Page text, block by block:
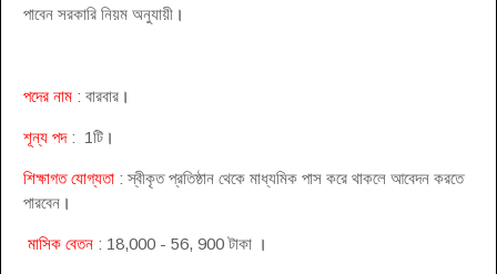
পাবেন সরকারি নিয়ম অনুযায়ী ।
পদের নাম : বারবার ।
শূন্য পদ: 1টি ।
শিক্ষাগত যোগ্যতা : স্বীকৃত প্রতিষ্ঠান থেকে মাধ্যমিক পাস করে থাকলে আবেদন করতে
পারবেন ।
মাসিক বেতন : 18,000 - 56, 900 টাকা ।